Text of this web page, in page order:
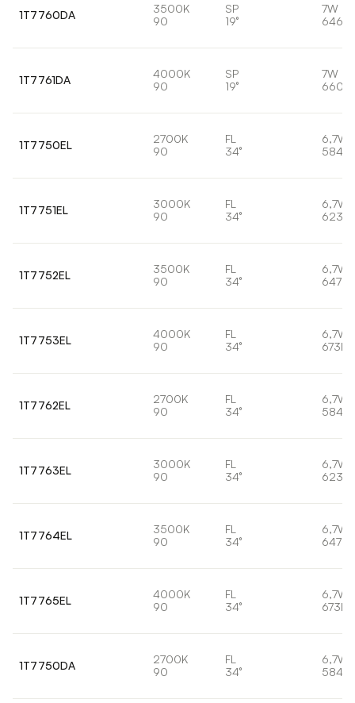
1T7760DA
3500K
90
SP
19°
7W
646lm
1T7761DA
4000K
90
SP
19°
7W
660lm
1T7750EL
2700K
90
FL
34°
6,7W
584lm
1T7751EL
3000K
90
FL
34°
6,7W
623lm
1T7752EL
3500K
90
FL
34°
6,7W
647lm
1T7753EL
4000K
90
FL
34°
6,7W
673lm
1T7762EL
2700K
90
FL
34°
6,7W
584lm
1T7763EL
3000K
90
FL
34°
6,7W
623lm
1T7764EL
3500K
90
FL
34°
6,7W
647lm
1T7765EL
4000K
90
FL
34°
6,7W
673lm
1T7750DA
2700K
90
FL
34°
6,7W
584lm